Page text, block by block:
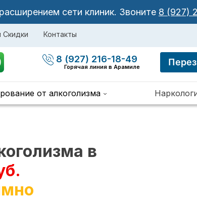
сети клиник. Звоните 8 (927)
Скидки Контакты
8 (927) 216-18-49
Горячая линия в Арамиле
от алкоголизма
в